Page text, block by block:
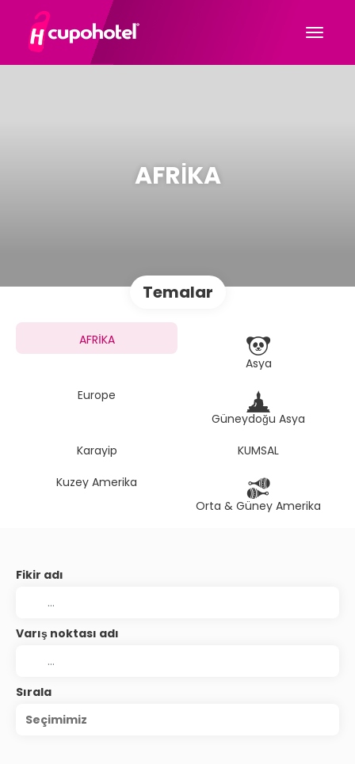
AFRİKA
Temalar
AFRİKA
Asya
Europe
Güneydoğu Asya
Karayip
KUMSAL
Kuzey Amerika
Orta & Güney Amerika
Fikir adı
Varış noktası adı
Sırala
Seçimimiz